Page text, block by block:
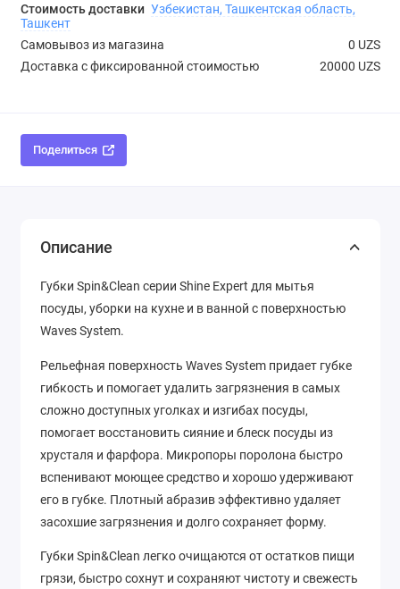
Стоимость доставки Узбекистан, Ташкентская область,
Ташкент
Самовывоз из магазина
0 UZS
Доставка с фиксированной стоимостью
20000 UZS
Поделиться
Описание
Губки Spin&Clean серии Shine Expert для мытья
посуды, уборки на кухне и в ванной с поверхностью
Waves System.
Рельефная поверхность Waves System придает губке
гибкость и помогает удалить загрязнения в самых
сложно доступных уголках и изгибах посуды,
помогает восстановить сияние и блеск посуды из
хрусталя и фарфора. Микропоры поролона быстро
вспенивают моющее средство и хорошо удерживают
его в губке. Плотный абразив эффективно удаляет
засохшие загрязнения и долго сохраняет форму.
Губки Spin&Clean легко очищаются от остатков пищи
грязи, быстро сохнут и сохраняют чистоту и свежесть